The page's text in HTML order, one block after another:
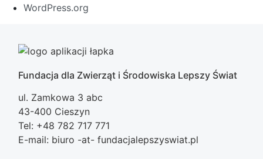
WordPress.org
Fundacja dla Zwierząt i Środowiska Lepszy Świat
ul. Zamkowa 3 abc
43-400 Cieszyn
Tel: +48 782 717 771
E-mail: biuro -at- fundacjalepszyswiat.pl